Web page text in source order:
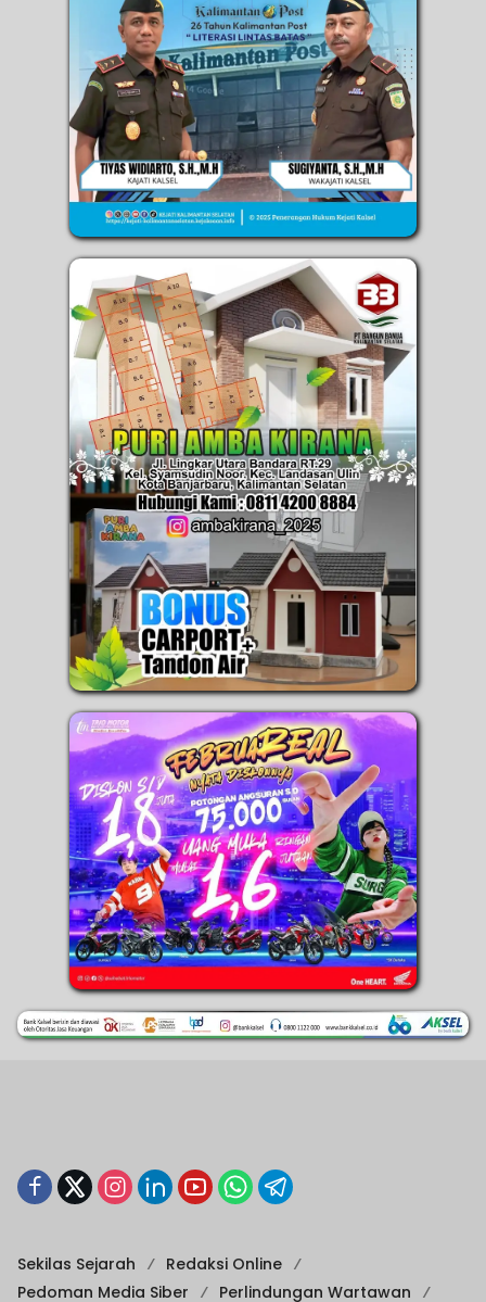
Sekilas Sejarah
Redaksi Online
Pedoman Media Siber
Perlindungan Wartawan